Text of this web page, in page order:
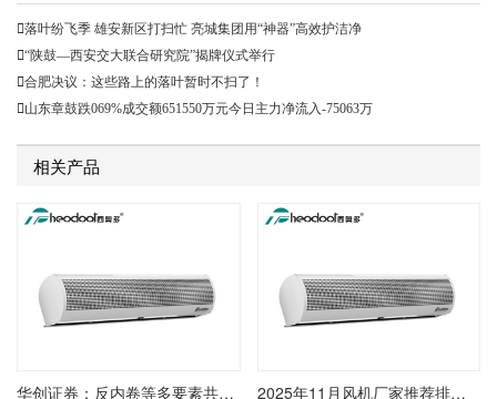
落叶纷飞季 雄安新区打扫忙 亮城集团用“神器”高效护洁净
“陕鼓—西安交大联合研究院”揭牌仪式举行
合肥决议：这些路上的落叶暂时不扫了！
山东章鼓跌069%成交额651550万元今日主力净流入-75063万
相关产品
华创证券：反内卷等多要素共推风机价格上升 主机厂商盈余有望进一步修正 2025年11月风机厂家推荐排行榜节能高压风机空气磁悬浮高速永磁电子节能磁悬浮高速公司推荐